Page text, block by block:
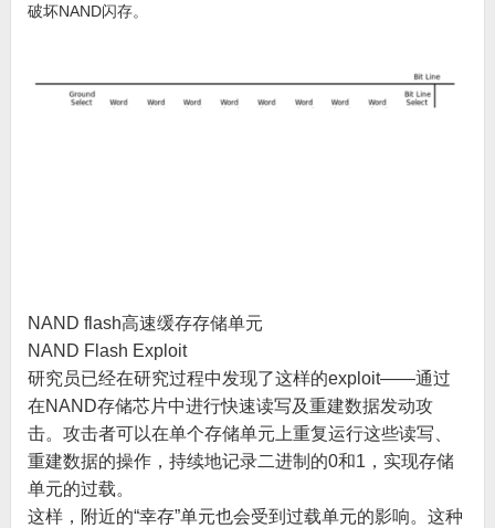
破坏NAND闪存。
NAND flash高速缓存存储单元
NAND Flash Exploit
研究员已经在研究过程中发现了这样的exploit——通过
在NAND存储芯片中进行快速读写及重建数据发动攻
击。攻击者可以在单个存储单元上重复运行这些读写、
重建数据的操作，持续地记录二进制的0和1，实现存储
单元的过载。
这样，附近的“幸存”单元也会受到过载单元的影响。这种